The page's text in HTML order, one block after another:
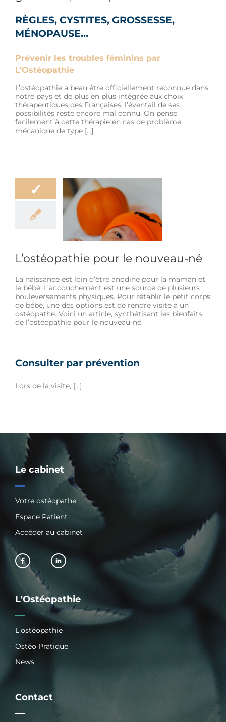
RÈGLES, CYSTITES, GROSSESSE,
MÉNOPAUSE…
Prévenir les troubles féminins par
L’Ostéopathie
L’ostéopathie a beau être officiellement reconnue dans
notre pays et de plus en plus intégrée aux choix
thérapeutiques des Françaises, l’éventail de ses
possibilités reste encore mal connu. On pense
facilement à cette thérapie en cas de problème
mécanique de type […]
✓
pour le
Douleur
L’ostéopathie pour le nouveau-né
La naissance est loin d’être anodine pour la maman et
le bébé. L’accouchement est une source de plusieurs
bouleversements physiques. Pour rétablir le petit corps
de bébé, une des options est de rendre visite à un
ostéopathe. Voici un article, synthétisant les bienfaits
de l’ostéopathie pour le nouveau-né.
Consulter par prévention
Lors de la visite, […]
Le cabinet
Votre ostéopathe
Espace Patient
Accéder au cabinet
L'Ostéopathie
L'ostéopathie
Ostéo Pratique
News
Contact